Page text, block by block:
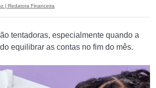
| Redatora Financeira
tentadoras, especialmente quando a
equilibrar as contas no fim do mês.